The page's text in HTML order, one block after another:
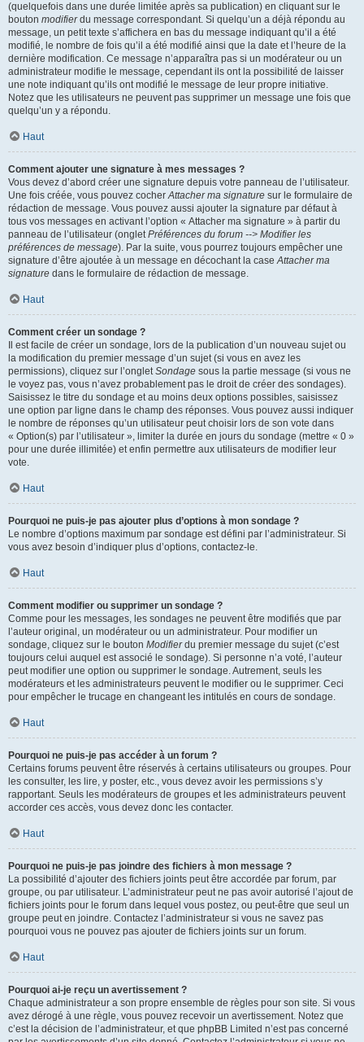
(quelquefois dans une durée limitée après sa publication) en cliquant sur le
bouton modifierdu message correspondant. Si quelqu’un a déjà répondu au
message, un petit texte s’affichera en bas du message indiquant qu’il a été
modifié, le nombre de fois qu’il a été modifié ainsi que la date et l’heure de la
dernière modification. Ce message n’apparaîtra pas si un modérateur ou un
administrateur modifie le message, cependant ils ont la possibilité de laisser
une note indiquant qu’ils ont modifié le message de leur propre initiative.
Notez que les utilisateurs ne peuvent pas supprimer un message une fois que
quelqu’un y a répondu.
Haut
Comment ajouter une signature à mes messages ?
Vous devez d’abord créer une signature depuis votre panneau de l’utilisateur.
Une fois créée, vous pouvez cocherAttacher ma signature sur le formulaire de
rédaction de message. Vous pouvez aussi ajouter la signature par défaut à
tous vos messages en activant l’option « Attacher ma signature » à partir du
panneau de l’utilisateur (ongletPréférences du forum --> Modifier les
préférences de message). Par la suite, vous pourrez toujours empêcher une
signature d’être ajoutée à un message en décochant la caseAttacher ma
signature dans le formulaire de rédaction de message.
Haut
Comment créer un sondage ?
Il est facile de créer un sondage, lors de la publication d’un nouveau sujet ou
la modification du premier message d’un sujet (si vous en avez les
permissions), cliquez sur l’ongletSondage sous la partie message (si vous ne
le voyez pas, vous n’avez probablement pas le droit de créer des sondages).
Saisissez le titre du sondage et au moins deux options possibles, saisissez
une option par ligne dans le champ des réponses. Vous pouvez aussi indiquer
le nombre de réponses qu’un utilisateur peut choisir lors de son vote dans
« Option(s) par l’utilisateur », limiter la durée en jours du sondage (mettre « 0 »
pour une durée illimitée) et enfin permettre aux utilisateurs de modifier leur
vote.
Haut
Pourquoi ne puis-je pas ajouter plus d’options à mon sondage ?
Le nombre d’options maximum par sondage est défini par l’administrateur. Si
vous avez besoin d’indiquer plus d’options, contactez-le.
Haut
Comment modifier ou supprimer un sondage ?
Comme pour les messages, les sondages ne peuvent être modifiés que par
l’auteur original, un modérateur ou un administrateur. Pour modifier un
sondage, cliquez sur le bouton Modifierdu premier message du sujet (c’est
toujours celui auquel est associé le sondage). Si personne n’a voté, l’auteur
peut modifier une option ou supprimer le sondage. Autrement, seuls les
modérateurs et les administrateurs peuvent le modifier ou le supprimer. Ceci
pour empêcher le trucage en changeant les intitulés en cours de sondage.
Haut
Pourquoi ne puis-je pas accéder à un forum ?
Certains forums peuvent être réservés à certains utilisateurs ou groupes. Pour
les consulter, les lire, y poster, etc., vous devez avoir les permissions s’y
rapportant. Seuls les modérateurs de groupes et les administrateurs peuvent
accorder ces accès, vous devez donc les contacter.
Haut
Pourquoi ne puis-je pas joindre des fichiers à mon message ?
La possibilité d’ajouter des fichiers joints peut être accordée par forum, par
groupe, ou par utilisateur. L’administrateur peut ne pas avoir autorisé l’ajout de
fichiers joints pour le forum dans lequel vous postez, ou peut-être que seul un
groupe peut en joindre. Contactez l’administrateur si vous ne savez pas
pourquoi vous ne pouvez pas ajouter de fichiers joints sur un forum.
Haut
Pourquoi ai-je reçu un avertissement ?
Chaque administrateur a son propre ensemble de règles pour son site. Si vous
avez dérogé à une règle, vous pouvez recevoir un avertissement. Notez que
c’est la décision de l’administrateur, et que phpBB Limited n’est pas concerné